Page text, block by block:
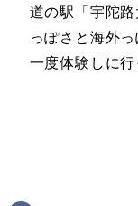
道の駅「宇陀
っぽさと海外
一度体験しに行